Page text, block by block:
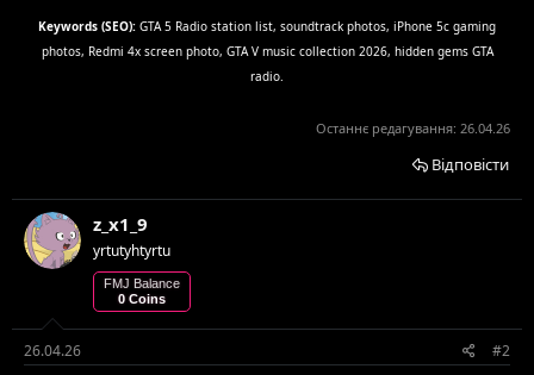
Keywords (SEO): GTA 5 Radio station list, soundtrack photos, iPhone 5c gaming
photos, Redmi 4x screen photo, GTA V music collection 2026, hidden gems GTA
radio.
Останнє редагування: 26.04.26
Відповісти
z_x1_9
yrtutyhtyrtu
FMJ Balance
0 Coins
26.04.26 #2